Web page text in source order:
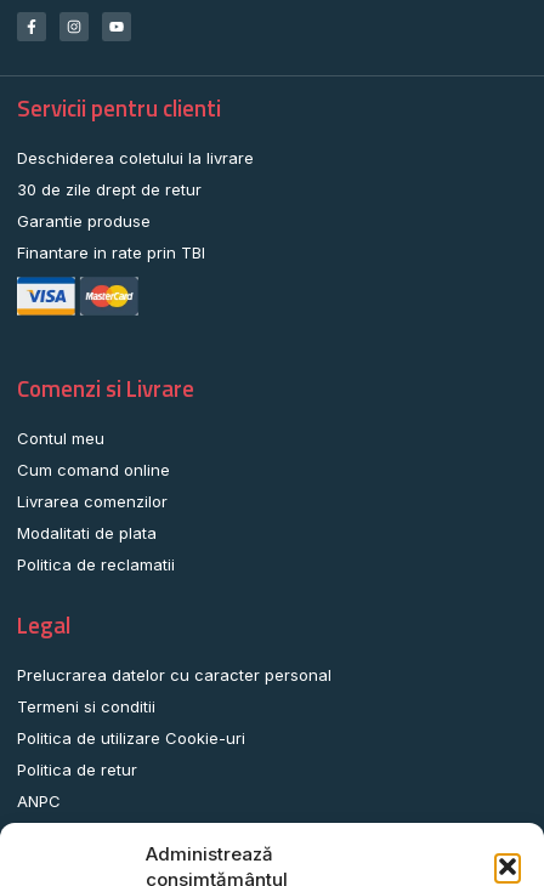
Administrează
consimțământul
Servicii pentru clienti
Deschiderea coletului la livrare
30 de zile drept de retur
Garantie produse
Finantare in rate prin TBI
Comenzi si Livrare
Contul meu
Cum comand online
Livrarea comenzilor
Modalitati de plata
Politica de reclamatii
Legal
Prelucrarea datelor cu caracter personal
Termeni si conditii
Politica de utilizare Cookie-uri
Politica de retur
ANPC